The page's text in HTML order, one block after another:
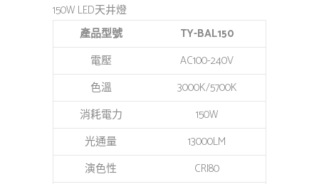
150W LED天井燈
產品型號
TY-BAL150
電壓
AC100-240V
色溫
3000K/5700K
消耗電力
150W
光通量
13000LM
演色性
CRI80